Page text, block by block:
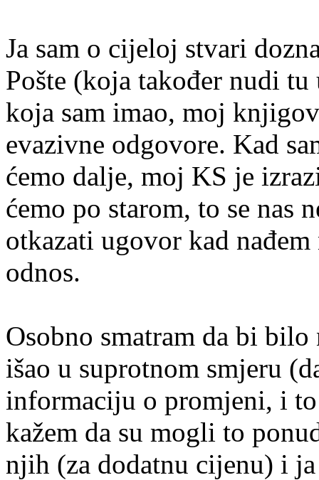
Ja sam o cijeloj stvari
Pošte (koja također nudi
koja sam imao, moj
evazivne odgovore. Kad
ćemo dalje, moj KS je
ćemo po starom, to se nas
otkazati ugovor kad
odnos.
Osobno smatram da bi
išao u suprotnom smjeru
informaciju o promjeni, i
kažem da su mogli to
njih (za dodatnu cijenu) i